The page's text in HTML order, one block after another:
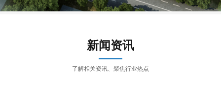
新闻资讯
了解相关资讯、聚焦行业热点